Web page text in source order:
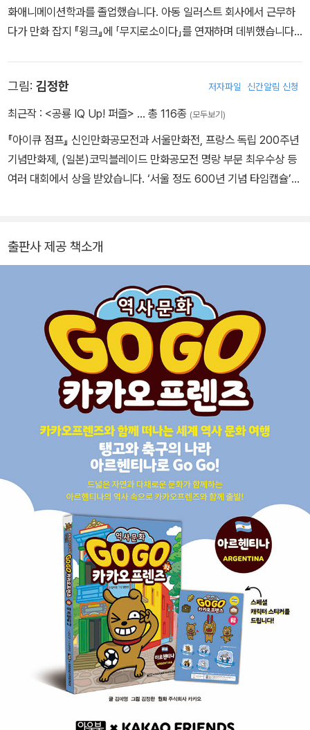
화애니메이션학과를 졸업했습니다. 아동 일러스트 회사에서 근무하
다가 만화 잡지 『윙크』에 「무지로소이다」를 연재하며 데뷔했습니다.
카오프렌즈』 시리즈 『마인드 스쿨』시리즈 등이 있습니다.
그림: 김정한 저자파일 신간알림 신청
최근작 : <공룡 IQ Up! 퍼즐> … 총 116종 (모두보기)
『아이큐 점프』 신인만화공모전과 서울만화전, 프랑스 독립 200주년
기념만화제, (일본)코믹블레이드 만화공모전 명랑 부문 최우수상 등
여러 대회에서 상을 받았습니다. ‘서울 정도 600년 기념 타임캡슐’에
출판사 제공 책소개